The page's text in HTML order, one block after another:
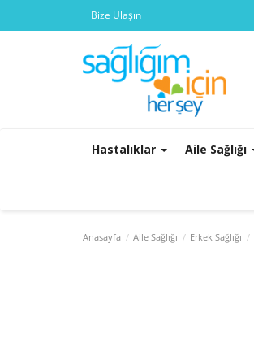
Bize Ulaşın
Hastalıklar Aile Sağlığı
Anasayfa Aile Sağlığı Erkek Sağlığı